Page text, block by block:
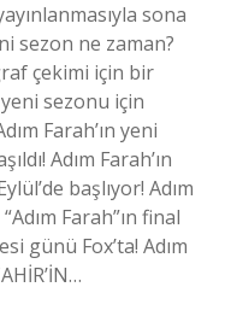
sona
sezon ne zaman?
çekimi için bir
sezonu için
Farah’ın yeni
Adım Farah’ın
başlıyor! Adım
Farah”ın final
günü Fox’ta! Adım